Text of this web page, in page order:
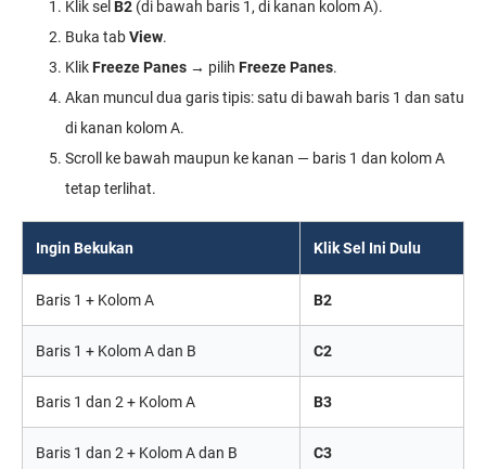
Klik sel B2 (di bawah baris 1, di kanan kolom A).
Buka tabView.
KlikFreeze Panes → pilih Freeze Panes.
Akan muncul dua garis tipis: satu di bawah baris 1 dan satu
di kanan kolom A.
Scroll ke bawah maupun ke kanan — baris 1 dan kolom A
tetap terlihat.
Ingin Bekukan Klik Sel Ini Dulu
Baris 1 + Kolom A B2
Baris 1 + Kolom A dan B C2
Baris 1 dan 2 + Kolom A B3
Baris 1 dan 2 + Kolom A dan B C3